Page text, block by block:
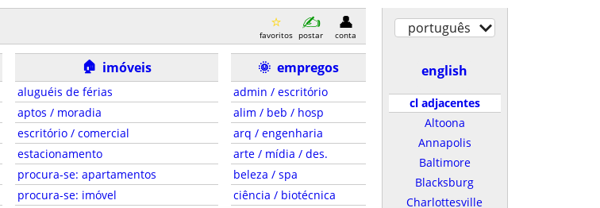
favoritos postar conta
🏠 imóveis
aluguéis de férias
aptos / moradia
escritório / comercial
estacionamento
procura-se: apartamentos
procura-se: imóvel
🌞 empregos
admin / escritório
alim / beb / hosp
arq / engenharia
arte / mídia / des.
beleza / spa
ciência / biotécnica
português
english
cl adjacentes
Altoona
Annapolis
Baltimore
Blacksburg
Charlottesville